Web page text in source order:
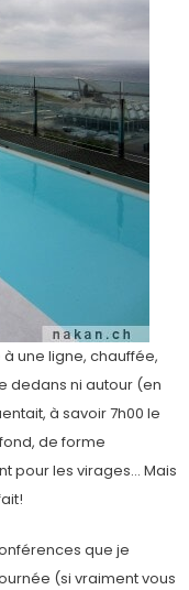
une ligne, chauffée,
dedans ni autour (en
à savoir 7h00 le
de forme
pour les virages… Mais
que je
(si vraiment vous